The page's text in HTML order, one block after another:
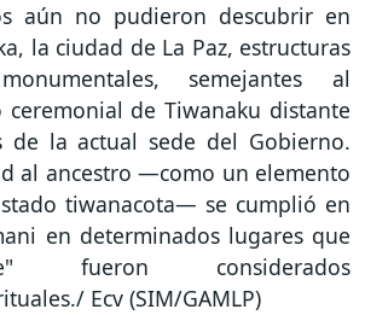
aún no pudieron descubrir en
la ciudad de La Paz, estructuras
semejantes al
ceremonial de Tiwanaku distante
de la actual sede del Gobierno.
al ancestro —como un elemento
tiwanacota— se cumplió en
en determinados lugares que
fueron considerados
Ecv (SIM/GAMLP)